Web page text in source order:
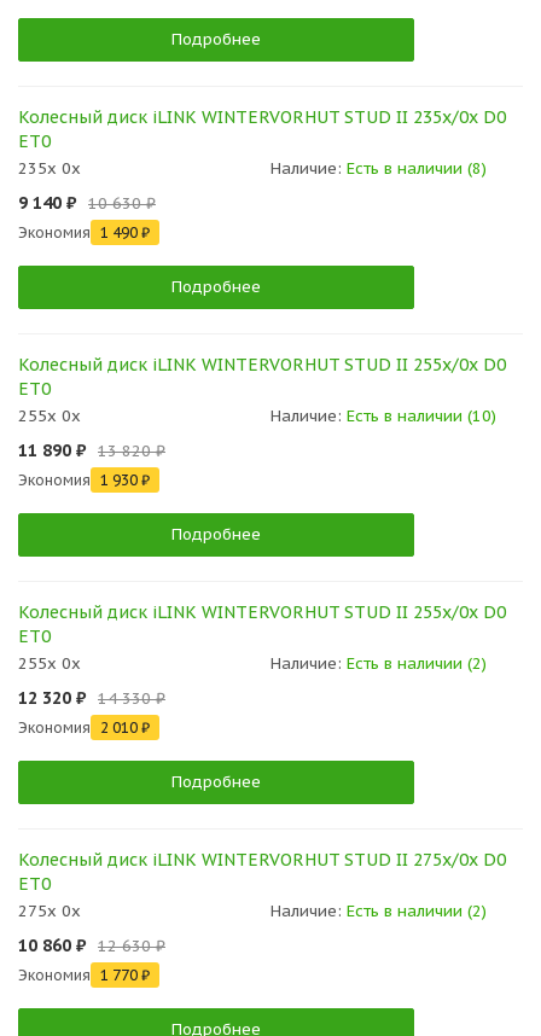
Подробнее
Колесный диск iLINK WINTERVORHUT STUD II 235x/0x D0
ET0
235x 0x Наличие: Есть в наличии (8)
9 140 ₽ 10 630 ₽
Экономия 1 490 ₽
Подробнее
Колесный диск iLINK WINTERVORHUT STUD II 255x/0x D0
ET0
255x 0x Наличие: Есть в наличии (10)
11 890 ₽ 13 820 ₽
Экономия 1 930 ₽
Подробнее
Колесный диск iLINK WINTERVORHUT STUD II 255x/0x D0
ET0
255x 0x Наличие: Есть в наличии (2)
12 320 ₽ 14 330 ₽
Экономия 2 010 ₽
Подробнее
Колесный диск iLINK WINTERVORHUT STUD II 275x/0x D0
ET0
275x 0x Наличие: Есть в наличии (2)
10 860 ₽ 12 630 ₽
Экономия 1 770 ₽
Подробнее